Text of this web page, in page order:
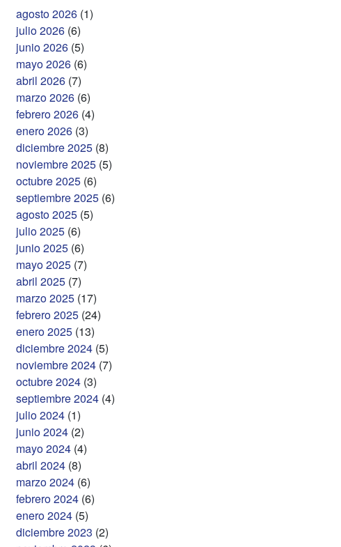
agosto 2026 (1)
julio 2026 (6)
junio 2026 (5)
mayo 2026 (6)
abril 2026 (7)
marzo 2026 (6)
febrero 2026 (4)
enero 2026 (3)
diciembre 2025 (8)
noviembre 2025 (5)
octubre 2025 (6)
septiembre 2025 (6)
agosto 2025 (5)
julio 2025 (6)
junio 2025 (6)
mayo 2025 (7)
abril 2025 (7)
marzo 2025 (17)
febrero 2025 (24)
enero 2025 (13)
diciembre 2024 (5)
noviembre 2024 (7)
octubre 2024 (3)
septiembre 2024 (4)
julio 2024 (1)
junio 2024 (2)
mayo 2024 (4)
abril 2024 (8)
marzo 2024 (6)
febrero 2024 (6)
enero 2024 (5)
diciembre 2023 (2)